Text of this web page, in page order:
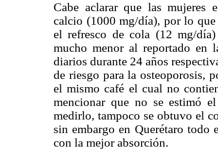
Cabe aclarar que las mujeres
calcio (1000 mg/día), por lo
el refresco de cola (12 mg/
mucho menor al reportado
diarios durante 24 años
de riesgo para la osteoporosis,
el mismo café el cual no
mencionar que no se estimó
medirlo, tampoco se obtuvo el
sin embargo en Querétaro todo
con la mejor absorción.